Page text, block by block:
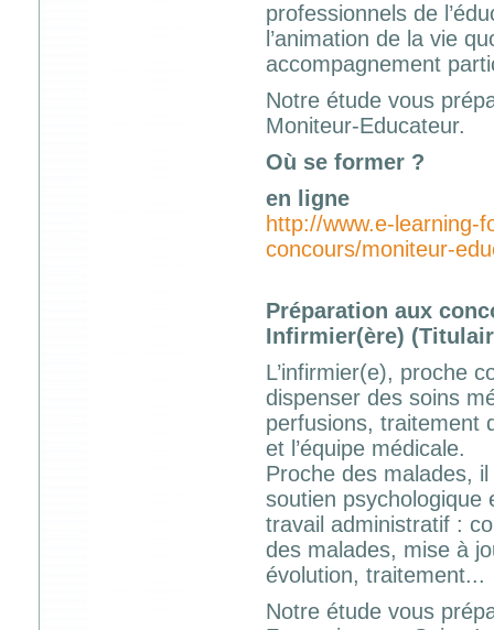
professionnels de
l’animation de la vie
accompagnement
Notre étude vous
Moniteur-Educateur.
Où se former ?
en ligne
http://www.e-learning-
concours/moniteur-
Préparation aux
Infirmier(ère)
L’infirmier(e), proche
dispenser des soins
perfusions, traitement
et l’équipe médicale.
Proche des malades,
soutien psychologique
travail administratif :
des malades, mise à
évolution, traitement...
Notre étude vous